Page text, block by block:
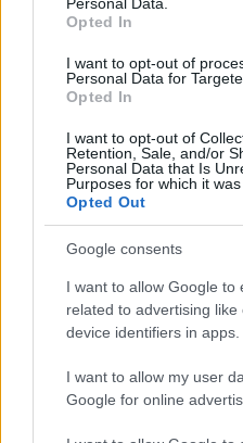
Opted In
I want to opt-out of
Personal Data for
Opted In
I want to opt-out of
Retention, Sale, and/or
Personal Data that Is
Purposes for which it was
Opted Out
Google consents
I want to allow Google to
related to advertising
device identifiers in apps.
I want to allow my user
Google for online
Έφυγαν οι
Καρυστιανού - Η
«Ελπίδα για τη
Σαμοθράκη: «Μαμά
ξαναδώ;» – Τα
που έπεσε σε
Βαλεντίνη
«Ανησυχώ μήπως
Η βαθμολογία της
του Παναθηναϊκού
Συγκίνηση στο
Χαλκιά: Με την
κλαρίνα